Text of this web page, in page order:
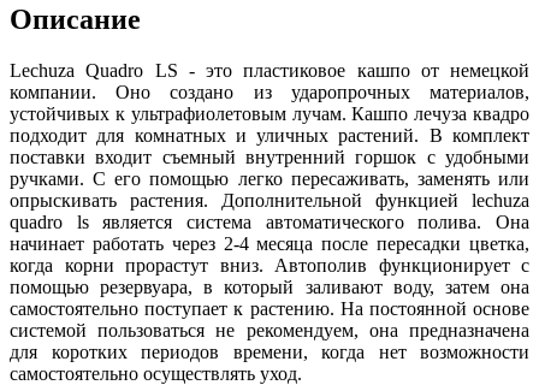
Описание
Lechuza Quadro LS - это пластиковое кашпо от немецкой
компании. Оно создано из ударопрочных материалов,
устойчивых к ультрафиолетовым лучам. Кашпо лечуза квадро
подходит для комнатных и уличных растений. В комплект
поставки входит съемный внутренний горшок с удобными
ручками. С его помощью легко пересаживать, заменять или
опрыскивать растения. Дополнительной функцией lechuza
quadro ls является система автоматического полива. Она
начинает работать через 2-4 месяца после пересадки цветка,
когда корни прорастут вниз. Автополив функционирует с
помощью резервуара, в который заливают воду, затем она
самостоятельно поступает к растению. На постоянной основе
системой пользоваться не рекомендуем, она предназначена
для коротких периодов времени, когда нет возможности
самостоятельно осуществлять уход.